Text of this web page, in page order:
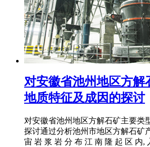
对安徽省池州地区方解
地质特征及成因的探讨
对安徽省池州地区方解石矿主要类
探讨通过分析池州市地区方解石矿
宙 岩 浆 岩 分 布 江 南 隆 起 区 内,